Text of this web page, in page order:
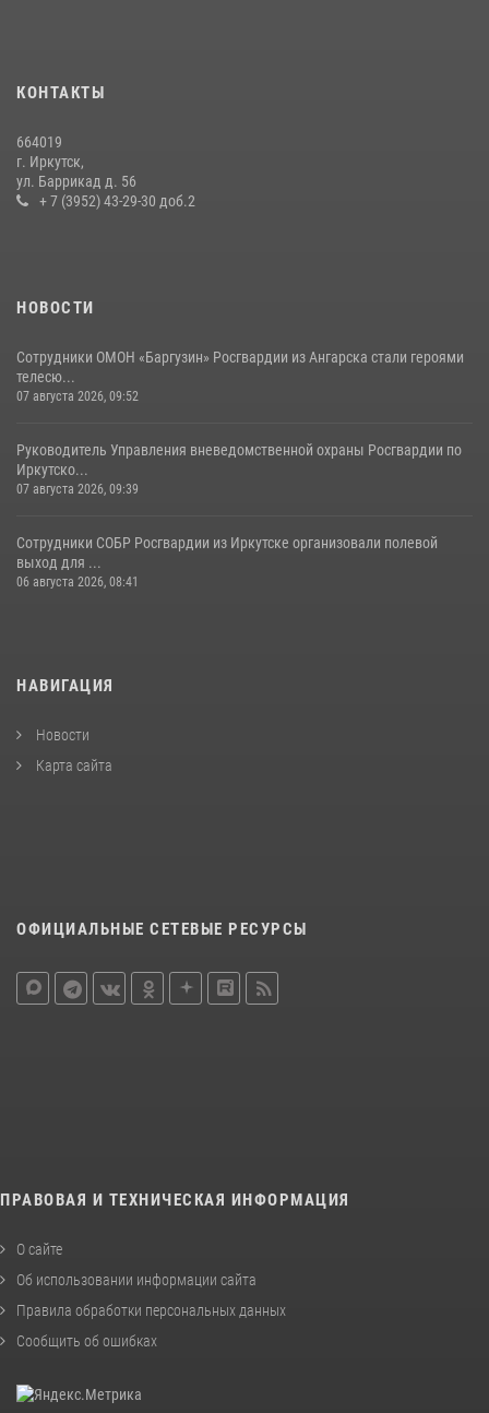
приняли участие в благотворительной акции
В Иркутской области состоится прямая линия по вопросам
поступления на службу в Росгвардию
КОНТАКТЫ
664019
г. Иркутск,
ул. Баррикад д. 56
+ 7 (3952) 43-29-30 доб.2
НОВОСТИ
Сотрудники ОМОН «Баргузин» Росгвардии из Ангарска стали героями
телесю...
07 августа 2026, 09:52
Руководитель Управления вневедомственной охраны Росгвардии по
Иркутско...
07 августа 2026, 09:39
Сотрудники СОБР Росгвардии из Иркутске организовали полевой
выход для ...
06 августа 2026, 08:41
НАВИГАЦИЯ
Новости
Карта сайта
ОФИЦИАЛЬНЫЕ СЕТЕВЫЕ РЕСУРСЫ
ПРАВОВАЯ И ТЕХНИЧЕСКАЯ ИНФОРМАЦИЯ
О сайте
Об использовании информации сайта
Правила обработки персональных данных
Сообщить об ошибках